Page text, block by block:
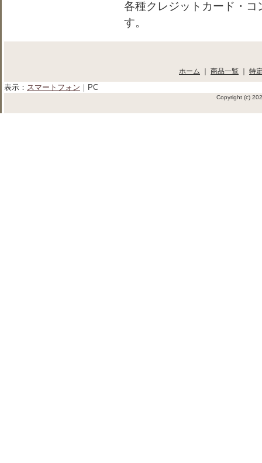
各種クレジットカード・
す。
ホーム ｜ 商品一覧 ｜ 特
表示： スマートフォン ｜ PC
Copyright (c)